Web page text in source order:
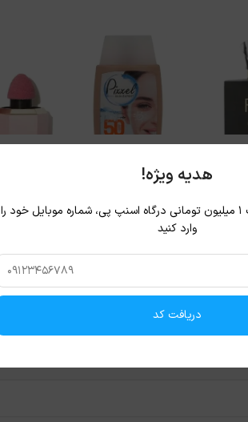
هدیه ویژه!
برای دریافت کد تخفیف ۱ میلیون تومانی درگاه اسنپ پی، شماره موبایل خود را
وارد کنید
دریافت کد